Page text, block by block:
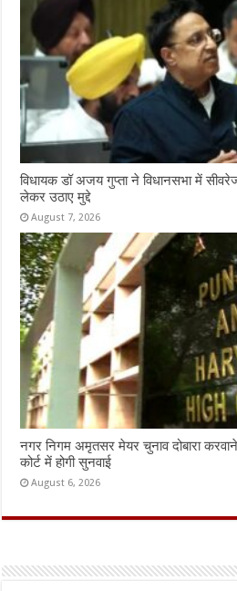
विधायक डॉ अजय गुप्ता ने विधानसभा में
लेकर उठाए मुद्दे
August 7, 2026
नगर निगम अमृतसर मेयर चुनाव दोबारा
कोर्ट में होगी सुनवाई
August 6, 2026